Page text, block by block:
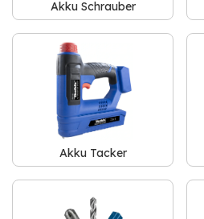
Akku Schrauber
Akku Tacker